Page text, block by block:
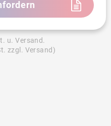
u. Versand.
zzgl. Versand)